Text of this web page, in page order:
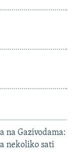
na Gazivodama:
nekoliko sati